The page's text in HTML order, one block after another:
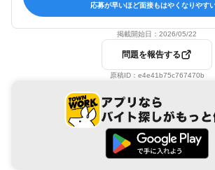
応募が早いほど面接もはやくなりやすい
掲載開始日： 2026/05/22
問題を報告する
原稿ID： e4e41b75c767470b